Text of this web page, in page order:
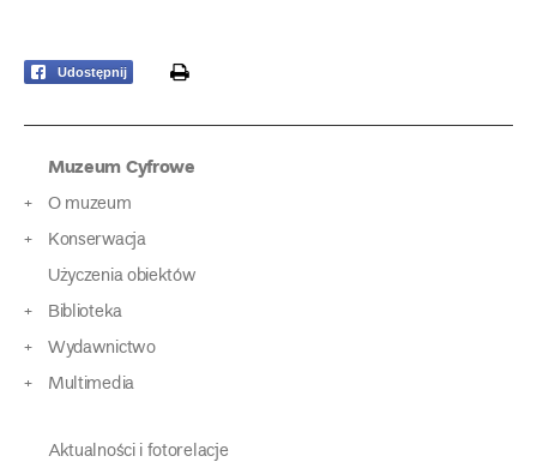
Udostępnij print
Muzeum Cyfrowe
O muzeum
Konserwacja
Użyczenia obiektów
Biblioteka
Wydawnictwo
Multimedia
Aktualności i fotorelacje